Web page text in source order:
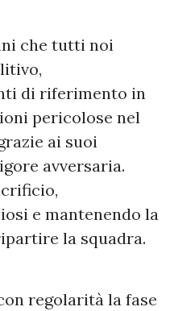
che tutti noi
di riferimento in
pericolose nel
ai suoi
avversaria.
e mantenendo la
la squadra.
regolarità la fase